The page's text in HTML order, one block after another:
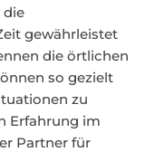
die
gewährleistet
die örtlichen
so gezielt
zu
Erfahrung im
Partner für